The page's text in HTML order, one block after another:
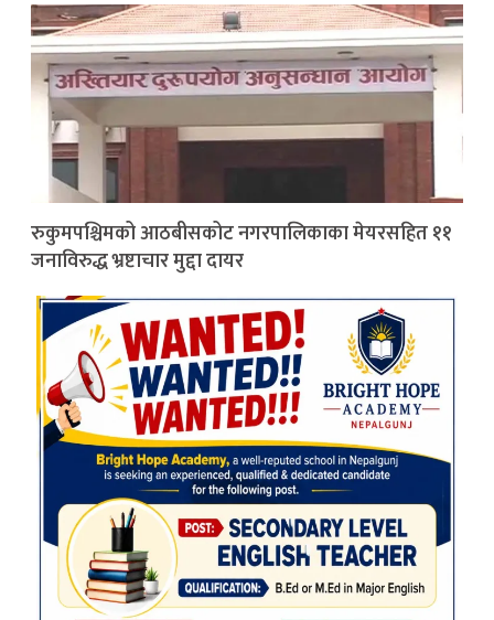
रुकुमपश्चिमको आठबीसकोट नगरपालिकाका मेयरसहित ११
जनाविरुद्ध भ्रष्टाचार मुद्दा दायर